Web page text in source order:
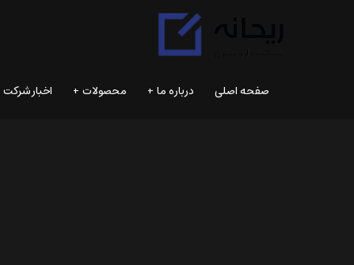
صفحه اصلى درباره ما محصولات اخبار شرکت